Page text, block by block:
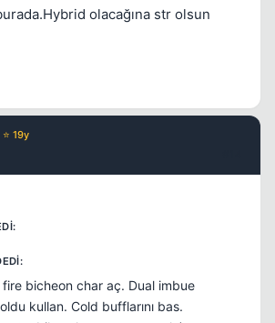
olacağına str olsun
⭐ 19y
bicheon char aç. Dual imbue
kullan. Cold bufflarını bas.